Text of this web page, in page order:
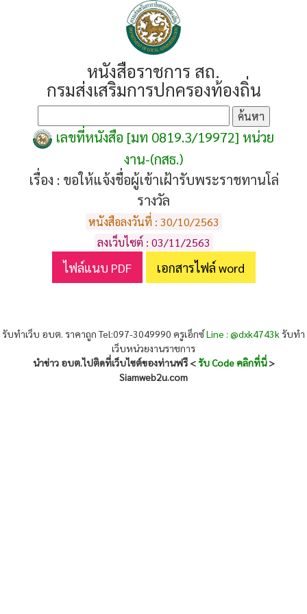
หนังสือราชการ สถ.
กรมส่งเสริมการปกครองท้องถิ่น
เลขที่หนังสือ [มท 0819.3/19972] หน่วย
งาน-(กสธ.)
เรื่อง : ขอให้แจ้งชื่อผู้เข้าเฝ้ารับพระราชทานโล่
รางวัล
หนังสือลงวันที่ : 30/10/2563
ลงเว็บไซต์ : 03/11/2563
ไฟล์แนบ PDF เอกสารไฟล์ word
รับทำเว็บ อบต. ราคาถูก Tel:097-3049990 ครูเอ็กซ์Line : @dxk4743k รับทำ
เว็บหน่วยงานราชการ
นำข่าว อบต.ไปติดที่เว็บไซต์ของท่านฟรี <รับ Code คลิกที่นี่>
Siamweb2u.com